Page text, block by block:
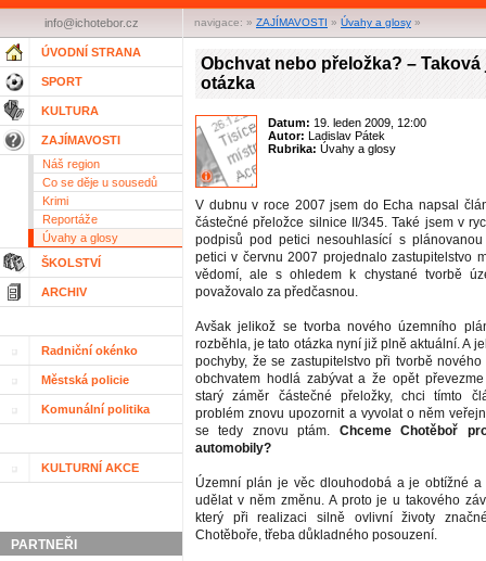
navigace: » ZAJÍMAVOSTI » Úvahy a glosy »
info@ichotebor.cz
ÚVODNÍ STRANA
SPORT
KULTURA
ZAJÍMAVOSTI
Náš region
Co se děje u sousedů
Krimi
Reportáže
Úvahy a glosy
ŠKOLSTVÍ
ARCHIV
Radniční okénko
Městská policie
Komunální politika
KULTURNÍ AKCE
PARTNEŘI
Obchvat nebo přeložka? – Taková
otázka
Datum: 19. leden 2009, 12:00
Autor: Ladislav Pátek
Rubrika: Úvahy a glosy
V dubnu v roce 2007 jsem do Echa napsal
částečné přeložce silnice II/345. Také jsem v
podpisů pod petici nesouhlasící s plánovanou
petici v červnu 2007 projednalo zastupitelstvo
vědomí, ale s ohledem k chystané tvorbě
považovalo za předčasnou.
Avšak jelikož se tvorba nového územního
rozběhla, je tato otázka nyní již plně aktuální. A
pochyby, že se zastupitelstvo při tvorbě
obchvatem hodlá zabývat a že opět
starý záměr částečné přeložky, chci tímto
problém znovu upozornit a vyvolat o něm
se tedy znovu ptám. Chceme Chotěboř
automobily?
Územní plán je věc dlouhodobá a je obtížné a
udělat v něm změnu. A proto je u takového
který při realizaci silně ovlivní životy
Chotěboře, třeba důkladného posouzení.